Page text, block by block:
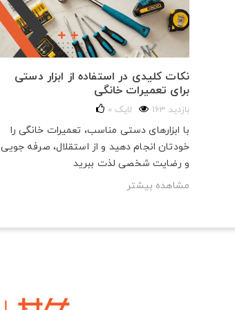
نکات کلیدی در استفاده از ابزار دستی
برای تعمیرات خانگی
163 بازدید 0 لایک
با ابزارهای دستی مناسب، تعمیرات خانگی را
خودتان انجام دهید و از استقلال، صرفه‌ جویی
و رضایت شخصی لذت ببرید
مشاهده بیشتر